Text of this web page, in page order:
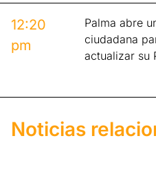
12:20
pm
Palma abre
ciudadana
actualizar su
Noticias